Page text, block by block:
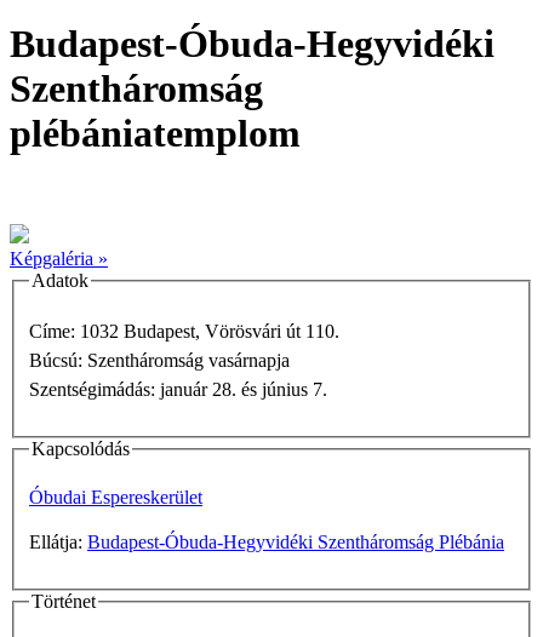
Budapest-Óbuda-Hegyvidéki
Szentháromság
plébániatemplom
Képgaléria »
Adatok
Címe: 1032 Budapest, Vörösvári út 110.
Búcsú: Szentháromság vasárnapja
Szentségimádás: január 28. és június 7.
Kapcsolódás
Óbudai Espereskerület
Ellátja: Budapest-Óbuda-Hegyvidéki Szentháromság Plébánia
Történet